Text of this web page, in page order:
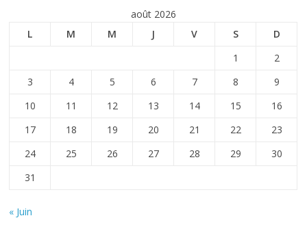
août 2026
L
M M J V S
D
1
2
3
4 5 6 7 8
9
10
11 12 13 14 15
16
17
18 19 20 21 22
23
24
25 26 27 28 29
30
31
« Juin